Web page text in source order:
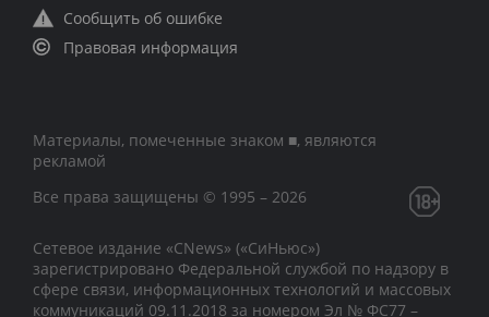
Сообщить об ошибке
Правовая информация
Материалы, помеченные знаком ■, являются
рекламой
Все права защищены © 1995 – 2026
Сетевое издание «CNews» («СиНьюс»)
зарегистрировано Федеральной службой по надзору в
сфере связи, информационных технологий и массовых
коммуникаций 09.11.2018 за номером Эл № ФС77 –